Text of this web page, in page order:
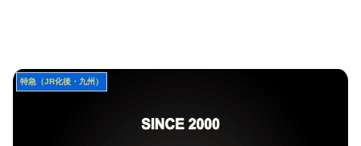
特急（JR化後・九州）